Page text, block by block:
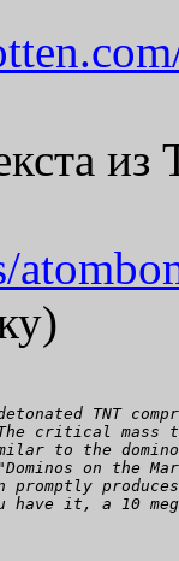
TNT
critical mass
to the
on the
promptly
have it, a 10